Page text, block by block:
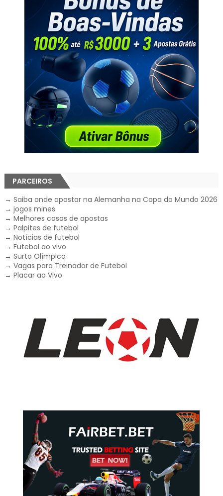
PARCEIROS
→ Saiba onde apostar na Alemanha na Copa do Mundo 2026
→ jogos mines
→ Melhores casas de apostas
→ Palpites de futebol
→ Notícias de futebol
→ Futebol ao vivo
→ Surto Olímpico
→ Vagas para Treinador de Futebol
→ Placar ao Vivo